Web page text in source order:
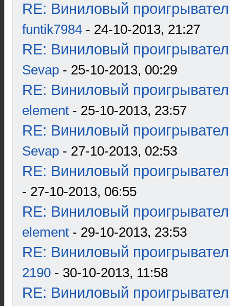
RE: Виниловый
funtik7984 - 24-10-2013, 21:27
RE: Виниловый
Sevap - 25-10-2013, 00:29
RE: Виниловый
element - 25-10-2013, 23:57
RE: Виниловый
Sevap - 27-10-2013, 02:53
RE: Виниловый
- 27-10-2013, 06:55
RE: Виниловый
element - 29-10-2013, 23:53
RE: Виниловый
2190 - 30-10-2013, 11:58
RE: Виниловый